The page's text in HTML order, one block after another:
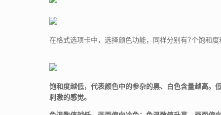
在格式选项卡中，选择颜色功能，同样分别有7个饱和
饱和度越低，代表颜色中的参杂的黑、白色含量越高。
刺激的感觉。